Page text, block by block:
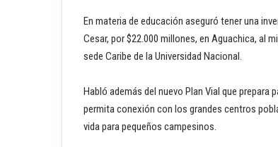
En materia de educación aseguró tener una
Cesar, por $22.000 millones, en Aguachica, al
sede Caribe de la Universidad Nacional.
Habló además del nuevo Plan Vial que prepara
permita conexión con los grandes centros
vida para pequeños campesinos.